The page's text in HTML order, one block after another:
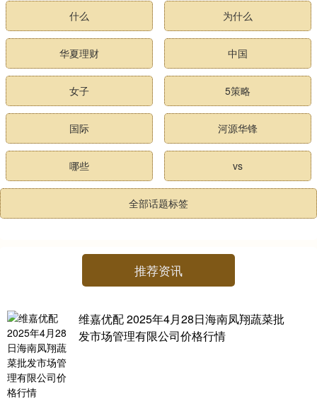
什么 为什么
华夏理财 中国
女子 5策略
国际 河源华锋
哪些 vs
全部话题标签
推荐资讯
维嘉优配 2025年4月28日海南凤翔蔬菜批
发市场管理有限公司价格行情